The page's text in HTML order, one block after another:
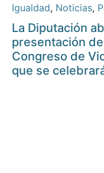
Igualdad, Noticias,
La Diputación
presentación
Congreso de
que se